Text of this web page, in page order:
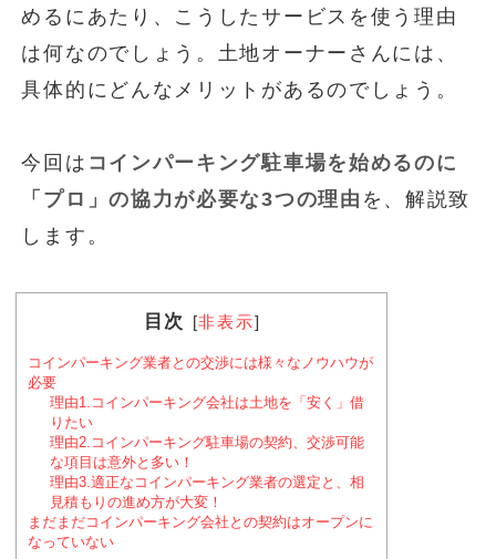
めるにあたり、こうしたサービスを使う理由
は何なのでしょう。土地オーナーさんには、
具体的にどんなメリットがあるのでしょう。
今回は コインパーキング駐車場を始めるのに
「プロ」の協力が必要な3つの理由 を、解説致
します。
目次 [非表示]
コインパーキング業者との交渉には様々なノウハウが
必要
理由1.コインパーキング会社は土地を「安く」借
りたい
理由2.コインパーキング駐車場の契約、交渉可能
な項目は意外と多い！
理由3.適正なコインパーキング業者の選定と、相
見積もりの進め方が大変！
まだまだコインパーキング会社との契約はオープンに
なっていない